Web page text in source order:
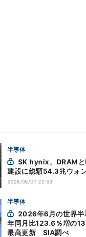
半導体
建設に総額54.3兆ウォ
2026/08/07 22:53
半導体
年同月比123.6％増の
最高更新 SIA調べ